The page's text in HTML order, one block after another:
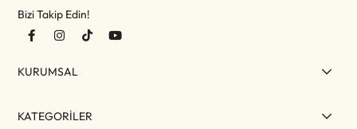
Bizi Takip Edin!
KURUMSAL
KATEGORİLER